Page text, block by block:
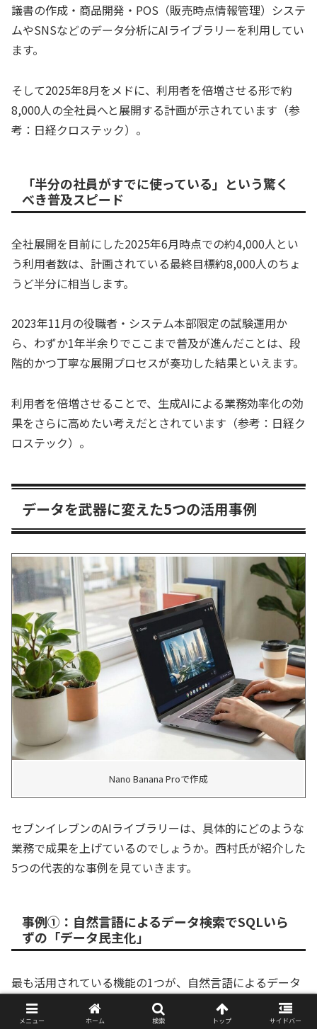
議書の作成・商品開発・POS（販売時点情報管理）システ
ムやSNSなどのデータ分析にAIライブラリーを利用してい
ます。
そして2025年8月をメドに、利用者を倍増させる形で約
8,000人の全社員へと展開する計画が示されています（参
考：日経クロステック）。
「半分の社員がすでに使っている」という驚く
べき普及スピード
全社展開を目前にした2025年6月時点での約4,000人とい
う利用者数は、計画されている最終目標約8,000人のちょ
うど半分に相当します。
2023年11月の役職者・システム本部限定の試験運用か
ら、わずか1年半余りでここまで普及が進んだことは、段
階的かつ丁寧な展開プロセスが奏功した結果といえます。
利用者を倍増させることで、生成AIによる業務効率化の効
果をさらに高めたい考えだとされています（参考：日経ク
ロステック）。
データを武器に変えた5つの活用事例
Nano Banana Proで作成
セブンイレブンのAIライブラリーは、具体的にどのような
業務で成果を上げているのでしょうか。西村氏が紹介した
5つの代表的な事例を見ていきます。
事例①：自然言語によるデータ検索でSQLいら
ずの「データ民主化」
最も活用されている機能の1つが、自然言語によるデータ
検索です。
メニュー ホーム 検索 トップ サイドバー